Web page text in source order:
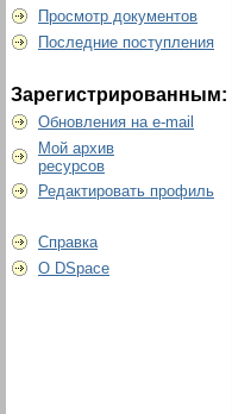
Просмотр документов
Последние поступления
Зарегистрированным:
Обновления на e-mail
Мой архив
ресурсов
Редактировать профиль
Справка
О DSpace